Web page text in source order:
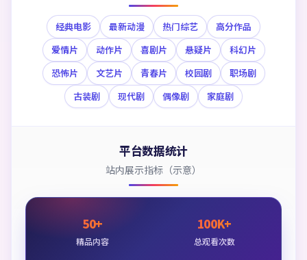
经典电影 最新动漫 热门综艺
高分作品
爱情片
动作片 喜剧片 悬疑片
科幻片
恐怖片
文艺片 青春片 校园剧
职场剧
古装剧
现代剧 偶像剧 家庭剧
平台数据统计
站内展示指标（示意）
50+
精品内容
100K+
总观看次数